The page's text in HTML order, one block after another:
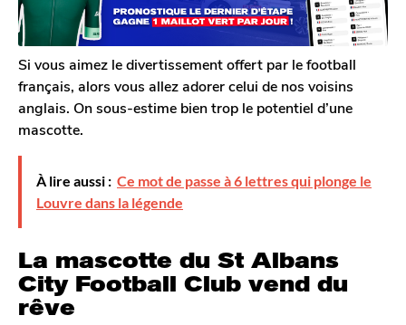
i
s
a
g
o
m
G
a
l
e
r
o
n
g
o
Si vous aimez le divertissement offert par le football
français, alors vous allez adorer celui de nos voisins
anglais. On sous-estime bien trop le potentiel d’une
mascotte.
À lire aussi : Ce mot de passe à 6 lettres qui plonge le
Louvre dans la légende
La mascotte du St Albans
City Football Club vend du
rêve